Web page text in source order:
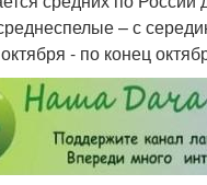
– с
- по конец